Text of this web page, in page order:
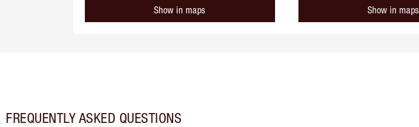
Show in maps Show in maps
FREQUENTLY ASKED QUESTIONS